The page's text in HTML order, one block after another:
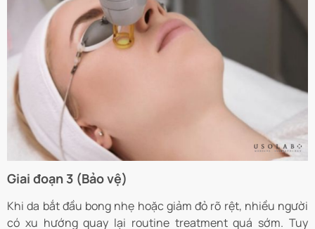
Giai đoạn 3 (Bảo vệ)
Khi da bắt đầu bong nhẹ hoặc giảm đỏ rõ rệt, nhiều người
có xu hướng quay lại routine treatment quá sớm. Tuy